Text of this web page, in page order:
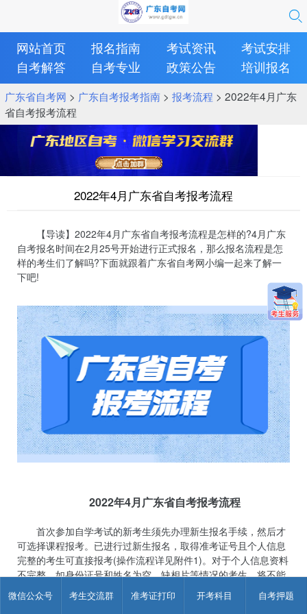
微信公众号 考生交流群 准考证打印 开考科目 自考押题
网站首页 报名指南 考试资讯
考试安排
自考解答
自考专业 政策公告 培训报名
广东省自考网 > 广东自考报考指南> 报考流程 > 2022年4月广东
省自考报考流程
2022年4月广东省自考报考流程
【导读】2022年4月广东省自考报考流程是怎样的?4月广东
自考报名时间在2月25号开始进行正式报名，那么报名流程是怎
样的考生们了解吗?下面就跟着广东省自考网小编一起来了解一
下吧!
2022年4月广东省自考报考流程
首次参加自学考试的新考生须先办理新生报名手续，然后才
可选择课程报考。已进行过新生报名，取得准考证号且个人信息
完整的考生可直接报考(操作流程详见附件1)。对于个人信息资料
不完整，如身份证号和姓名为空、缺相片等情况的考生，将不能
报考，请考生提前联系相关地市，及时完善个人相关信息，以免
影响报考。